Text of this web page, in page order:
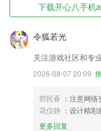
下载开心八手机
令狐若光
关注游戏社区和专
2026-08-07 20:09
郭民香 ：注意网
花仪静 ：设计精
更多回复